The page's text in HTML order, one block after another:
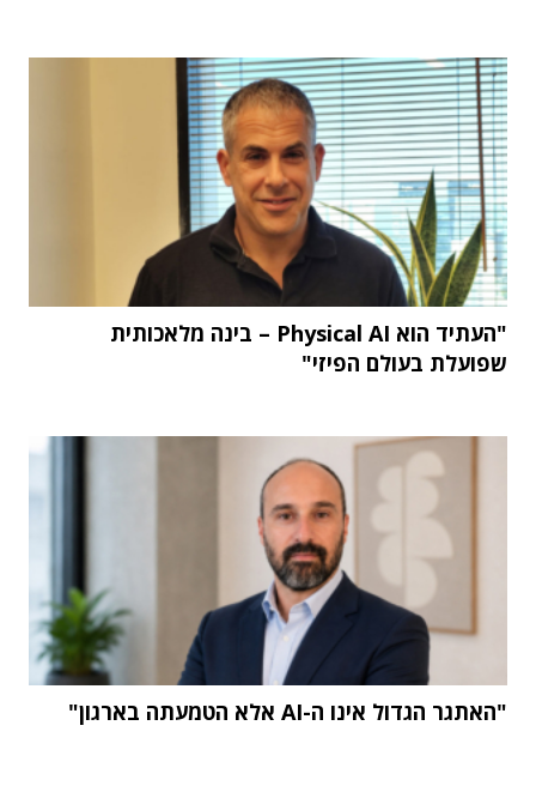
"העתיד הוא Physical AI – בינה מלאכותית
שפועלת בעולם הפיזי"
"האתגר הגדול אינו ה-AI אלא הטמעתה בארגון"